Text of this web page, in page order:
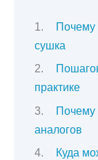
Почему
сушка
практике
Почему
аналогов
Куда